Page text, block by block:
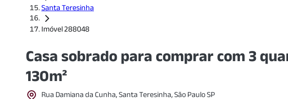
Santa Teresinha
Imóvel 288048
Casa sobrado para comprar com 3
130m²
Rua Damiana da Cunha, Santa Teresinha, São Paulo SP